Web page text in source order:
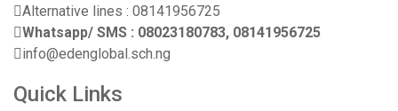
Alternative lines : 08141956725
Whatsapp/ SMS : 08023180783, 08141956725
info@edenglobal.sch.ng
Quick Links